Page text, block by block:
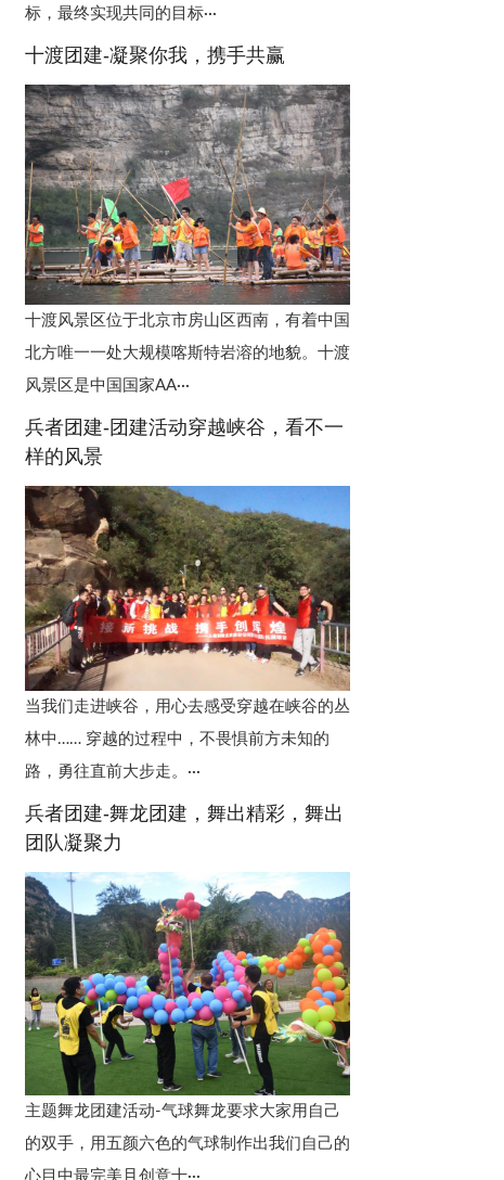
标，最终实现共同的目标···
十渡团建-凝聚你我，携手共赢
十渡风景区位于北京市房山区西南，有着中国
北方唯一一处大规模喀斯特岩溶的地貌。十渡
风景区是中国国家AA···
兵者团建-团建活动穿越峡谷，看不一
样的风景
当我们走进峡谷，用心去感受穿越在峡谷的丛
林中…… 穿越的过程中，不畏惧前方未知的
路，勇往直前大步走。···
兵者团建-舞龙团建，舞出精彩，舞出
团队凝聚力
主题舞龙团建活动-气球舞龙要求大家用自己
的双手，用五颜六色的气球制作出我们自己的
心目中最完美且创意十···